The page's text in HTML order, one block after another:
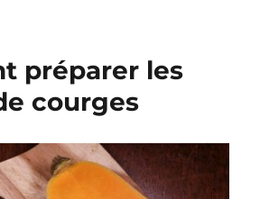
préparer les
courges